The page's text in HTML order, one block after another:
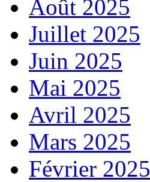
Août 2025
Juillet 2025
Juin 2025
Mai 2025
Avril 2025
Mars 2025
Février 2025